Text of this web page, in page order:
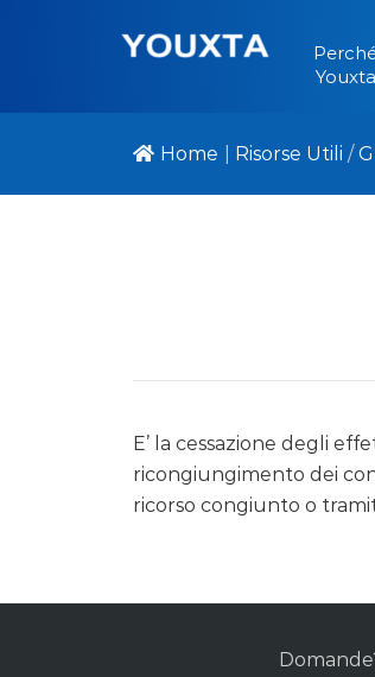
Youxta
Home Risorse Utili /
E’ la cessazione degli
ricongiungimento dei
ricorso congiunto o